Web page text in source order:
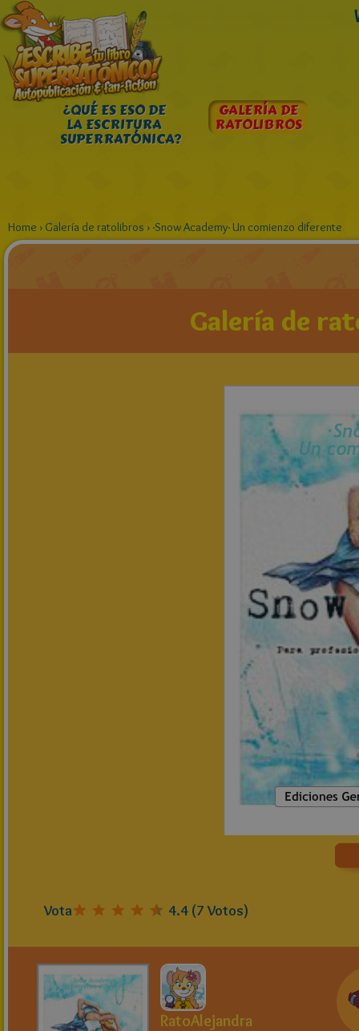
¿QUÉ ES ESO DE
LA ESCRITURA
SUPERRATÓNICA?
GALERÍA DE
RATOLIBROS
Home › Galería de ratolibros › ·Snow Academy· Un comienzo diferente
Galería de
Vota 4.4 (7Votos)
RatoAlejandra